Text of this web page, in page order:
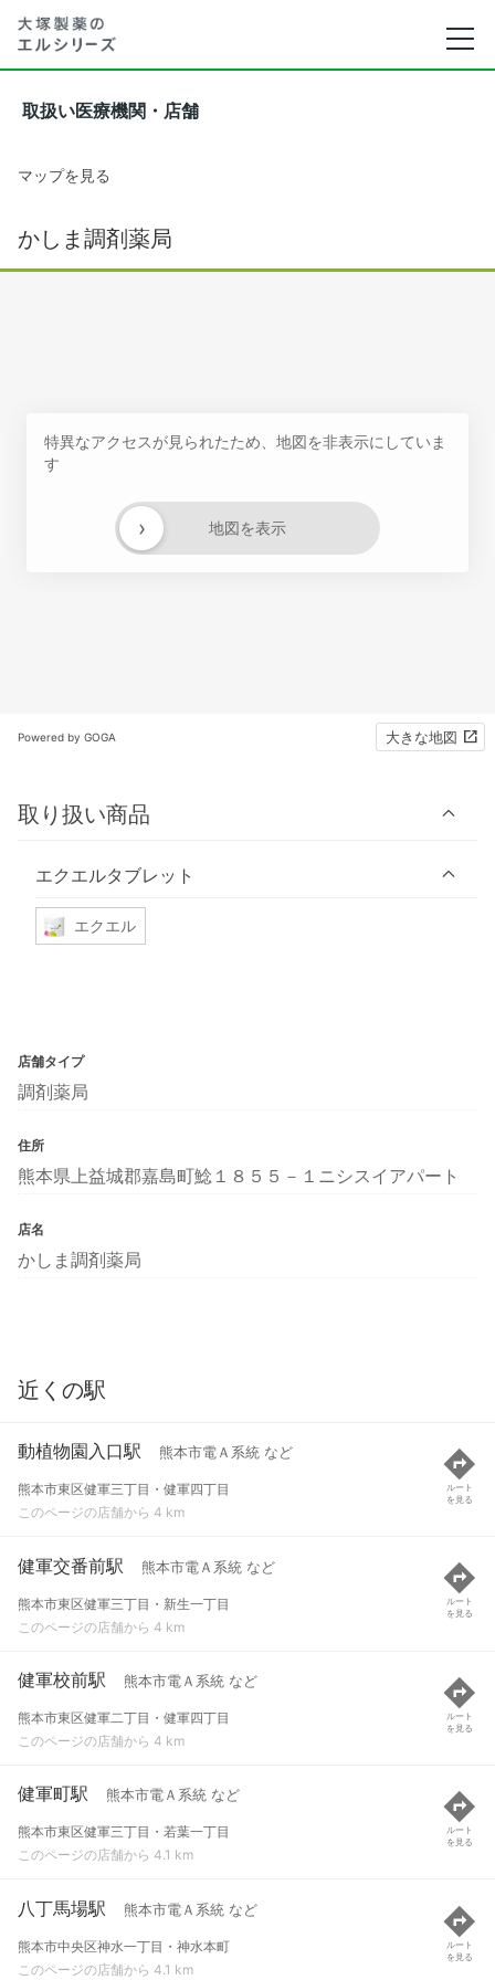
取扱い医療機関・店舗
マップを見る
かしま調剤薬局
特異なアクセスが見られたため、地図を非表示にしていま
す
地図を表示
›
Powered by GOGA 大きな地図
取り扱い商品
エクエルタブレット
エクエル
店舗タイプ
調剤薬局
住所
熊本県上益城郡嘉島町鯰１８５５－１ニシスイアパート
店名
かしま調剤薬局
近くの駅
動植物園入口駅 熊本市電Ａ系統 など
熊本市東区健軍三丁目・健軍四丁目
このページの店舗から 4 km
ルート
を見る
健軍交番前駅 熊本市電Ａ系統 など
熊本市東区健軍三丁目・新生一丁目
このページの店舗から 4 km
ルート
を見る
健軍校前駅 熊本市電Ａ系統 など
熊本市東区健軍二丁目・健軍四丁目
このページの店舗から 4 km
ルート
を見る
健軍町駅 熊本市電Ａ系統 など
熊本市東区健軍三丁目・若葉一丁目
このページの店舗から 4.1 km
ルート
を見る
八丁馬場駅 熊本市電Ａ系統 など
熊本市中央区神水一丁目・神水本町
このページの店舗から 4.1 km
ルート
を見る